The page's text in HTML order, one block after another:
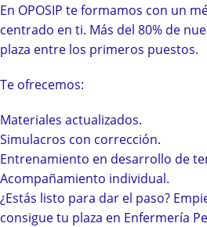
En OPOSIP te formamos con un
centrado en ti. Más del 80% de
plaza entre los primeros puestos.
Te ofrecemos:
Materiales actualizados.
Simulacros con corrección.
Entrenamiento en desarrollo de
Acompañamiento individual.
¿Estás listo para dar el paso?
consigue tu plaza en Enfermería